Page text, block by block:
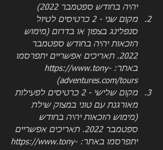
יהיה בחודש ספטמבר 2022)
מקום שני - 2 כרטיסים לטיול
סנפלינג בצפון או בדרום (מימוש
הזכאות יהיה בחודש ספטמבר
2022. תאריכים אפשריים יתפרסמו
באתר: https://www.tony-
adventures.com/tours)
מקום שלישי - 2 כרטיסים לפעילות
מאורגנת עם טוני במצוק שילת
(מימוש הזכאות יהיה בחודש
ספטמבר 2022. תאריכים אפשריים
יתפרסמו באתר: https://www.tony-